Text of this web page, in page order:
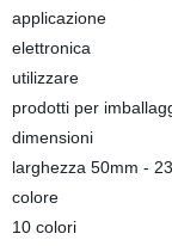
applicazione
elettronica
utilizzare
prodotti per
dimensioni
larghezza 50mm -
colore
10 colori